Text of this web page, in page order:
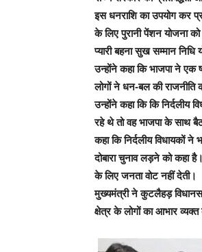
इस धनराशि का उपयोग कर
के लिए पुरानी पेंशन योजना
प्यारी बहना सुख सम्मान
उन्होंने कहा कि भाजपा ने एक
लोगों ने धन-बल की राजनीति
उन्होंने कहा कि कि निर्दलीय
रहे थे तो वह भाजपा के साथ
कहा कि निर्दलीय विधायकों ने
दोबारा चुनाव लड़ने को कहा
के लिए जनता वोट नहीं देती।
मुख्यमंत्री ने कुटलैहड़
क्षेत्र के लोगों का आभार